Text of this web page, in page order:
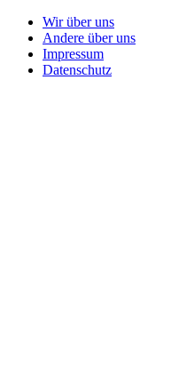
Wir über uns
Andere über uns
Impressum
Datenschutz